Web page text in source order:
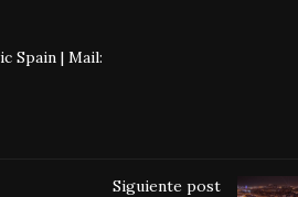
Spain | Mail:
Siguiente post